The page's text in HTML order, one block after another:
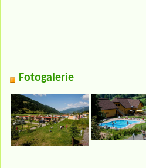
Fotogalerie